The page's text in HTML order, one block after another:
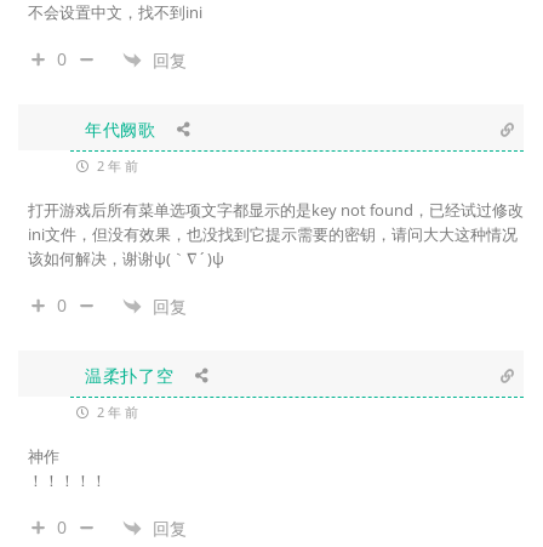
不会设置中文，找不到ini
0 回复
年代阙歌
2 年 前
打开游戏后所有菜单选项文字都显示的是key not found，已经试过修改
ini文件，但没有效果，也没找到它提示需要的密钥，请问大大这种情况
该如何解决，谢谢ψ(｀∇´)ψ
0 回复
温柔扑了空
2 年 前
神作
！！！！！
0 回复